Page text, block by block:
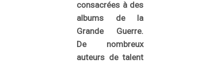
consacrées à des
albums de la
Grande Guerre.
De nombreux
auteurs de talent